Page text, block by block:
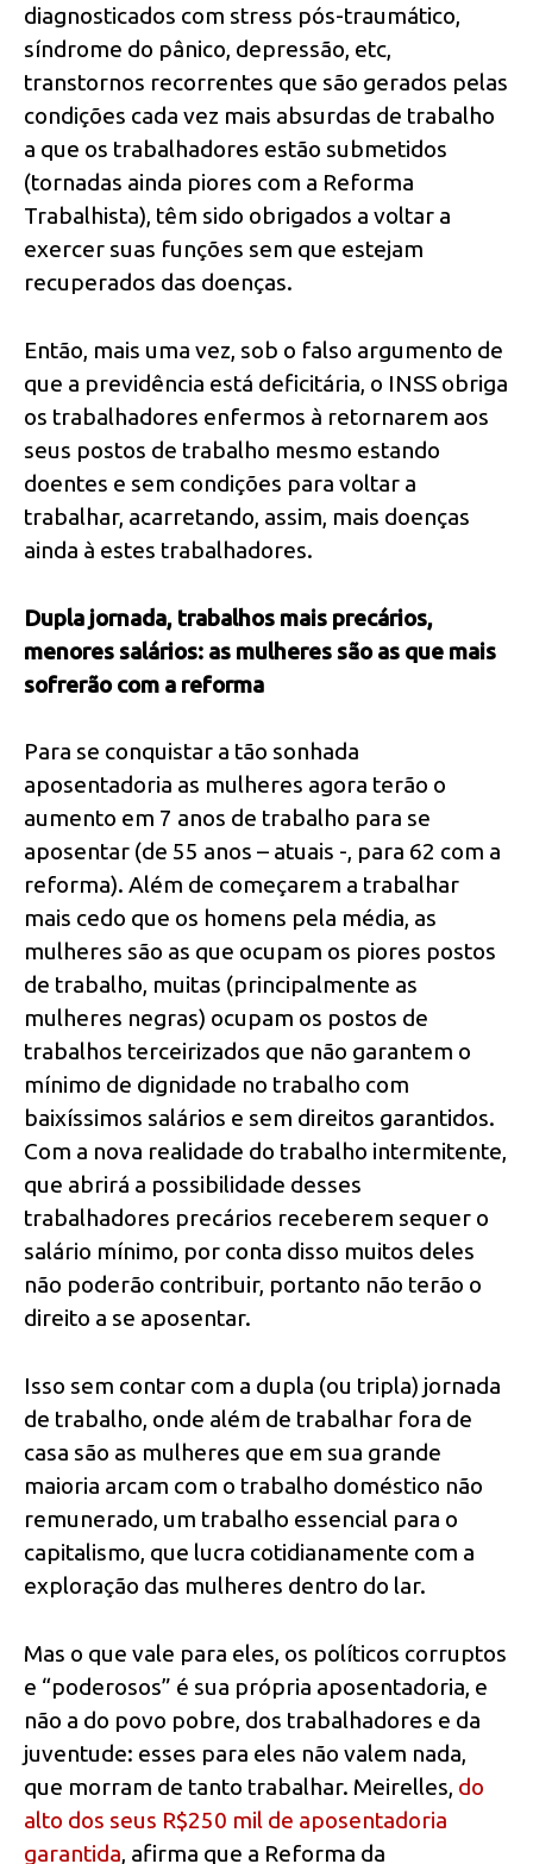
diagnosticados com stress pós-traumático,
síndrome do pânico, depressão, etc,
transtornos recorrentes que são gerados pelas
condições cada vez mais absurdas de trabalho
a que os trabalhadores estão submetidos
(tornadas ainda piores com a Reforma
Trabalhista), têm sido obrigados a voltar a
exercer suas funções sem que estejam
recuperados das doenças.
Então, mais uma vez, sob o falso argumento de
que a previdência está deficitária, o INSS obriga
os trabalhadores enfermos à retornarem aos
seus postos de trabalho mesmo estando
doentes e sem condições para voltar a
trabalhar, acarretando, assim, mais doenças
ainda à estes trabalhadores.
Dupla jornada, trabalhos mais precários,
menores salários: as mulheres são as que mais
sofrerão com a reforma
Para se conquistar a tão sonhada
aposentadoria as mulheres agora terão o
aumento em 7 anos de trabalho para se
aposentar (de 55 anos – atuais -, para 62 com a
reforma). Além de começarem a trabalhar
mais cedo que os homens pela média, as
mulheres são as que ocupam os piores postos
de trabalho, muitas (principalmente as
mulheres negras) ocupam os postos de
trabalhos terceirizados que não garantem o
mínimo de dignidade no trabalho com
baixíssimos salários e sem direitos garantidos.
Com a nova realidade do trabalho intermitente,
que abrirá a possibilidade desses
trabalhadores precários receberem sequer o
salário mínimo, por conta disso muitos deles
não poderão contribuir, portanto não terão o
direito a se aposentar.
Isso sem contar com a dupla (ou tripla) jornada
de trabalho, onde além de trabalhar fora de
casa são as mulheres que em sua grande
maioria arcam com o trabalho doméstico não
remunerado, um trabalho essencial para o
capitalismo, que lucra cotidianamente com a
exploração das mulheres dentro do lar.
Mas o que vale para eles, os políticos corruptos
e “poderosos” é sua própria aposentadoria, e
não a do povo pobre, dos trabalhadores e da
juventude: esses para eles não valem nada,
que morram de tanto trabalhar. Meirelles, do
alto dos seus R$250 mil de aposentadoria
garantida, afirma que a Reforma da